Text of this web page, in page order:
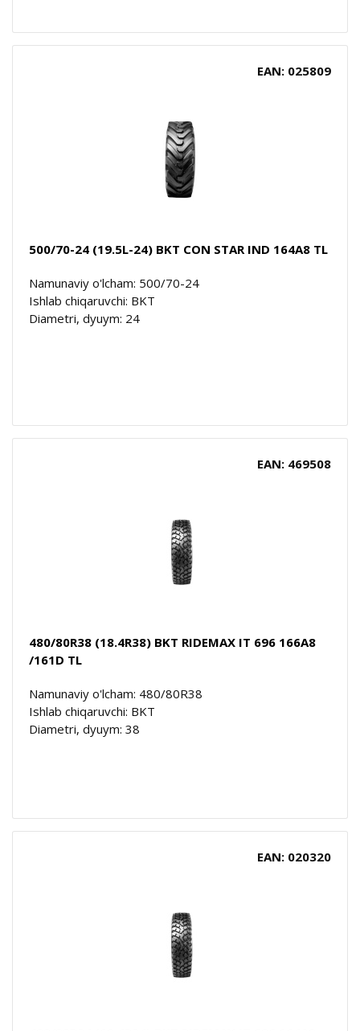
EAN: 025809
500/70-24 (19.5L-24) BKT CON STAR IND 164A8 TL
Namunaviy o'lcham: 500/70-24
Ishlab chiqaruvchi: BKT
Diametri, dyuym: 24
EAN: 469508
480/80R38 (18.4R38) BKT RIDEMAX IT 696 166A8
/161D TL
Namunaviy o'lcham: 480/80R38
Ishlab chiqaruvchi: BKT
Diametri, dyuym: 38
EAN: 020320